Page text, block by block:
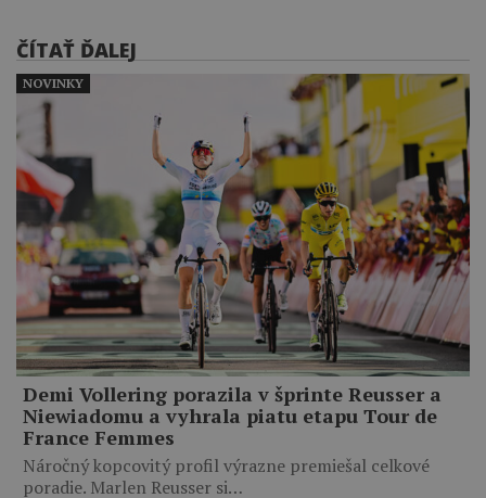
ČÍTAŤ ĎALEJ
Demi Vollering porazila v šprinte Reusser a
Niewiadomu a vyhrala piatu etapu Tour de
France Femmes
Náročný kopcovitý profil výrazne premiešal celkové
poradie. Marlen Reusser si…
NOVINKY